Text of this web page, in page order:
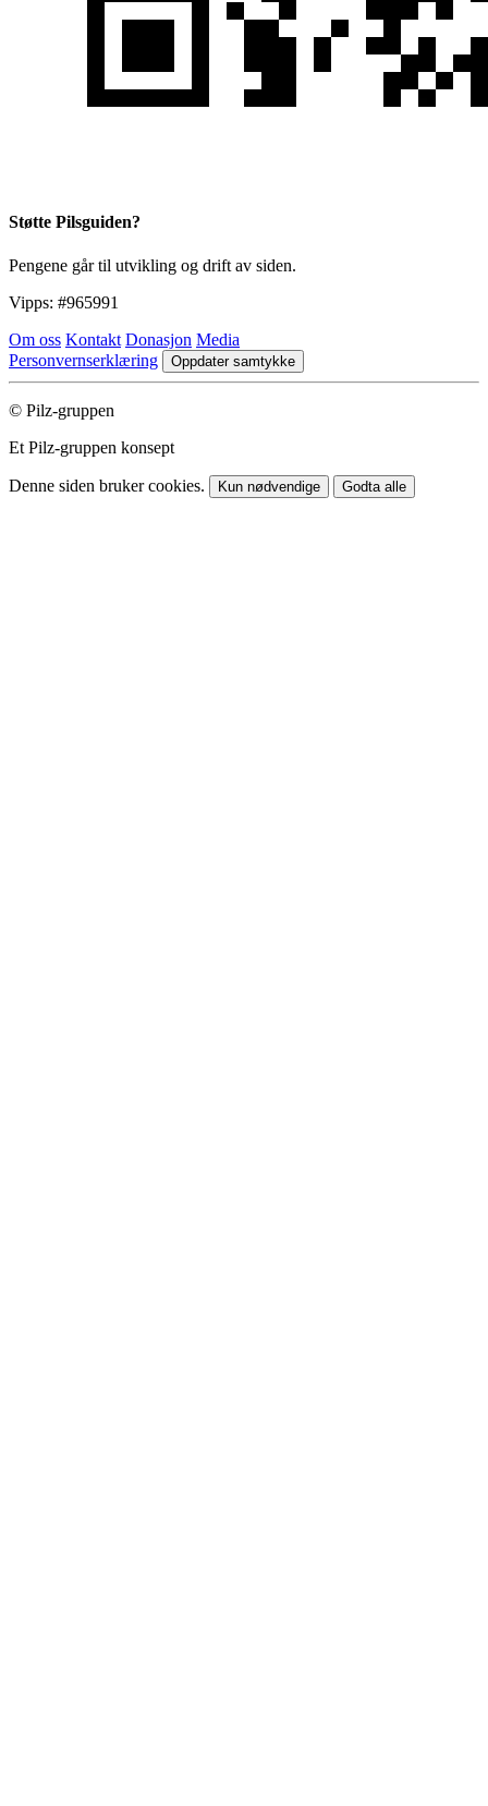
Støtte Pilsguiden?
Pengene går til utvikling og drift av siden.
Vipps: #965991
Om oss Kontakt Donasjon Media
Personvernserklæring
Oppdater samtykke
© Pilz-gruppen
Et Pilz-gruppen konsept
Denne siden bruker cookies. Kun nødvendige Godta alle